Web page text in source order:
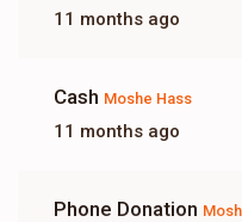
11 months ago
Cash Moshe Hass
11 months ago
Phone Donation